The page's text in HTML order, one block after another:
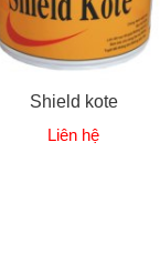
Shield kote
Liên hệ